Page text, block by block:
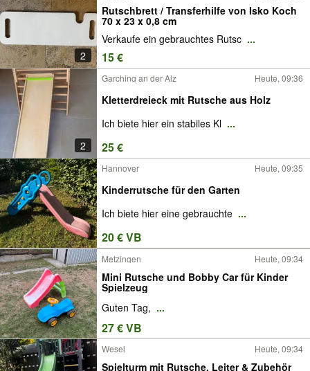
2
Rutschbrett / Transferhilfe von Isko Koch
70 x 23 x 0,8 cm
Verkaufe ein gebrauchtes Rutsc ...
15 €
2
Garching an der Alz Heute, 09:36
Kletterdreieck mit Rutsche aus Holz
Ich biete hier ein stabiles Kl ...
25 €
Hannover Heute, 09:35
Kinderrutsche für den Garten
Ich biete hier eine gebrauchte ...
20 € VB
Metzingen Heute, 09:34
Mini Rutsche und Bobby Car für Kinder
Spielzeug
Guten Tag, ...
27 € VB
Wesel Heute, 09:34
Spielturm mit Rutsche, Leiter & Zubehör